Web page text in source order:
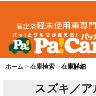
ホーム 在庫検索 在庫詳細
スズキ／ア